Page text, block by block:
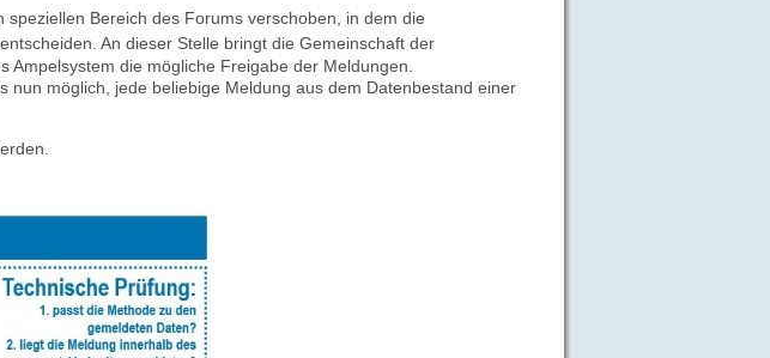
Bereich des Forums verschoben, in dem die
An dieser Stelle bringt die Gemeinschaft der
die mögliche Freigabe der Meldungen.
nun möglich, jede beliebige Meldung aus dem Datenbestand einer